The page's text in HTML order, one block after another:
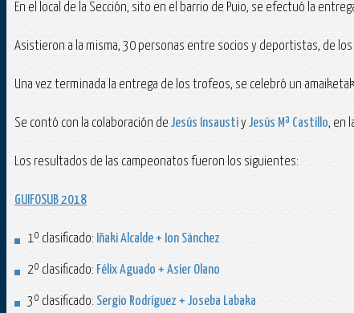
En el local de la Sección, sito en el barrio de Puio, se efectuó la
Asistieron a la misma, 30 personas entre socios y deportistas, de
Una vez terminada la entrega de los trofeos, se celebró un
Se contó con la colaboración de Jesús InsaustiyJesús Mª Castillo, en
Los resultados de las campeonatos fueron los siguientes:
GUIFOSUB 2018
1º clasificado: Iñaki Alcalde + Ion Sánchez
2º clasificado: Félix Aguado + Asier Olano
3º clasificado: Sergio Rodríguez + Joseba Labaka